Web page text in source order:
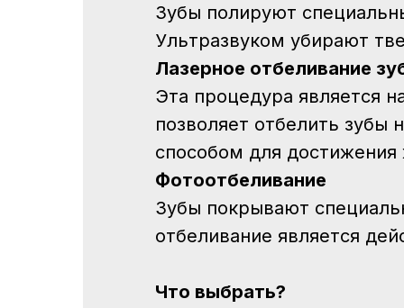
Зубы полируют
Ультразвуком убирают
Лазерное отбеливание
Эта процедура является
позволяет отбелить зубы
способом для
Фотоотбеливание
Зубы покрывают
отбеливание является
Что выбрать?